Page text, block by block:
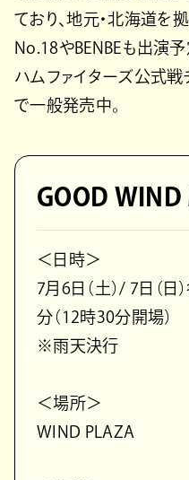
ており、地元・北海道を
No.18やBENBEも出演予
ハムファイターズ公式戦
で一般発売中。
GOOD WIND
＜日時＞
7月6日（土）/ 7日（
分（12時30分開場）
※雨天決行
＜場所＞
WIND PLAZA